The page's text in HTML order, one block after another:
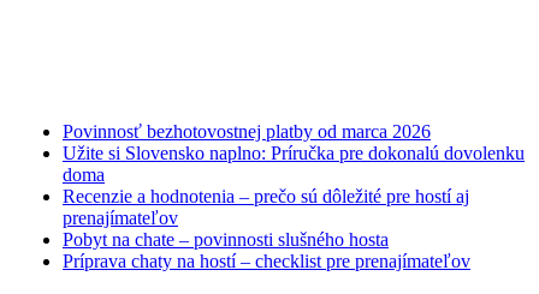
Povinnosť bezhotovostnej platby od marca 2026
Užite si Slovensko naplno: Príručka pre dokonalú dovolenku
doma
Recenzie a hodnotenia – prečo sú dôležité pre hostí aj
prenajímateľov
Pobyt na chate – povinnosti slušného hosta
Príprava chaty na hostí – checklist pre prenajímateľov